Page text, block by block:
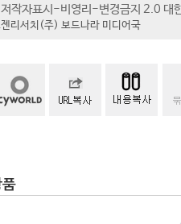
저작자표시-비영리-변경금지 2.0 대
리서치(주) 보드나라 미디어국